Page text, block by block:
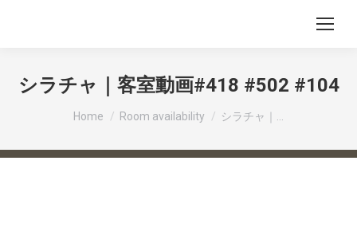
シラチャ｜客室動画#418 #502 #104
You are here:
Home Room availability シラチャ｜…